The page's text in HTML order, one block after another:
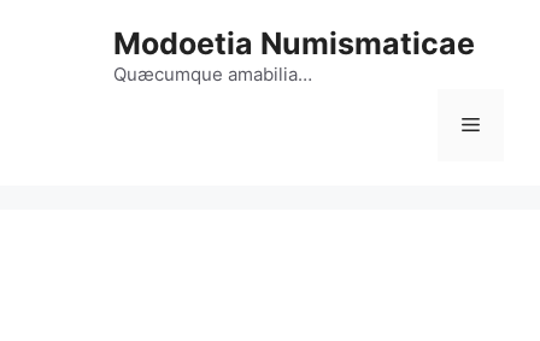
Modoetia Numismaticae
Quæcumque amabilia…
Menu